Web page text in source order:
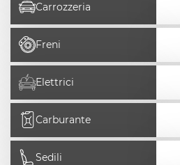
Carrozzeria
Freni
Elettrici
Carburante
Sedili